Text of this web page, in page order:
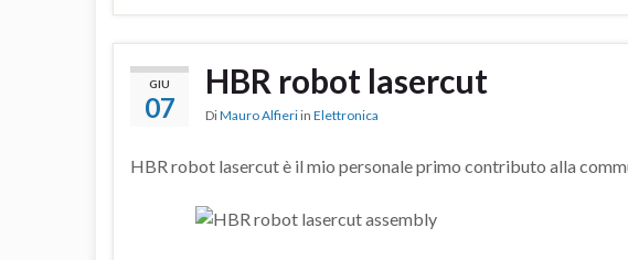
GIU
07
HBR robot lasercut
DiMauro Alfieri in Elettronica
HBR robot lasercut è il mio personale primo contributo alla